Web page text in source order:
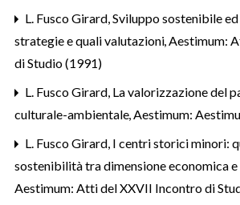
L. Fusco Girard,Sviluppo sostenibile
strategie e quali valutazioni,Aestimum:
di Studio (1991)
L. Fusco Girard, La valorizzazione del
culturale-ambientale,Aestimum:
L. Fusco Girard, I centri storici minori:
sostenibilità tra dimensione economica
Aestimum: Atti del XXVII Incontro di